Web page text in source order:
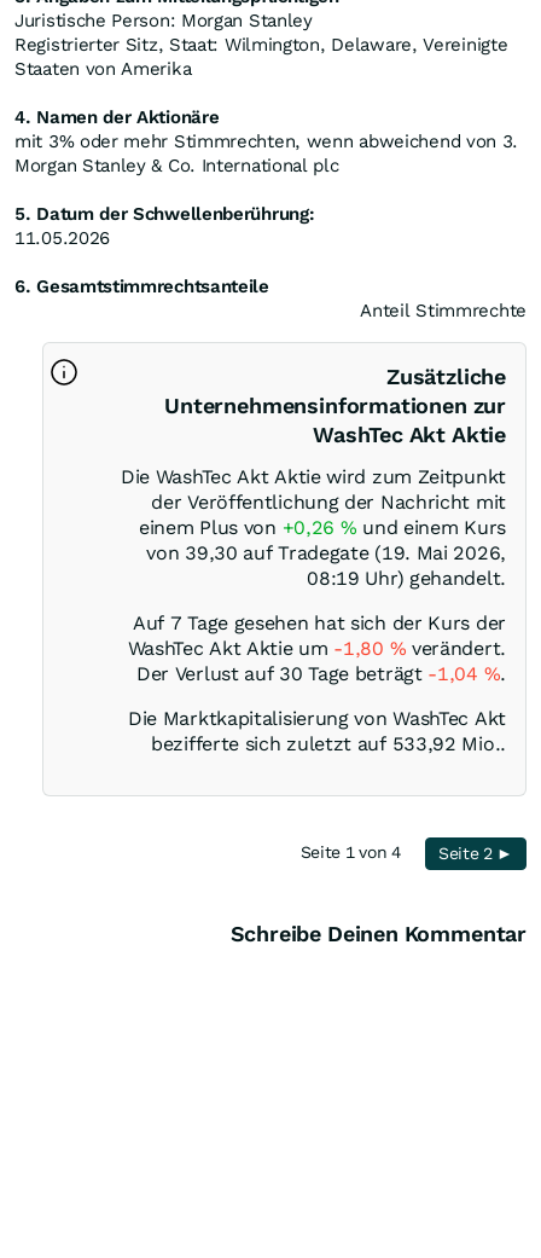
Juristische Person: Morgan Stanley
Registrierter Sitz, Staat: Wilmington, Delaware, Vereinigte
Staaten von Amerika
4. Namen der Aktionäre
mit 3% oder mehr Stimmrechten, wenn abweichend von 3.
Morgan Stanley & Co. International plc
5. Datum der Schwellenberührung:
11.05.2026
6. Gesamtstimmrechtsanteile
Anteil Stimmrechte
Zusätzliche
Unternehmensinformationen zur
WashTec Akt Aktie
Die WashTec Akt Aktie wird zum Zeitpunkt
der Veröffentlichung der Nachricht mit
einem Plus von +0,26 % und einem Kurs
von 39,30 auf Tradegate (19. Mai 2026,
08:19 Uhr) gehandelt.
Auf 7 Tage gesehen hat sich der Kurs der
WashTec Akt Aktie um -1,80 % verändert.
Der Verlust auf 30 Tage beträgt -1,04 %.
Die Marktkapitalisierung von WashTec Akt
bezifferte sich zuletzt auf 533,92 Mio..
Seite 1 von 4 Seite 2 ►
Schreibe Deinen Kommentar